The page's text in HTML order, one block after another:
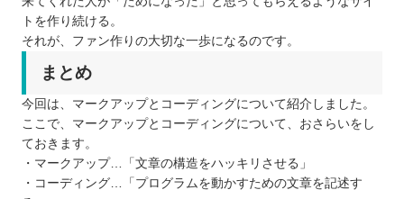
トを作り続ける。
それが、ファン作りの大切な一歩になるのです。
まとめ
今回は、マークアップとコーディングについて紹介しました。
ここで、マークアップとコーディングについて、おさらいをし
ておきます。
・マークアップ…「文章の構造をハッキリさせる」
・コーディング…「プログラムを動かすための文章を記述す